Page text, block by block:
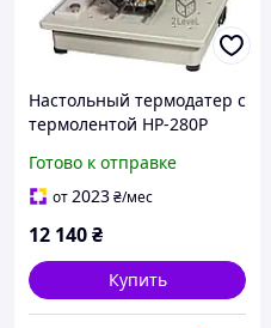
Настольный термодатер с
термолентой HP-280Р
цветной маркиратор
Механический
Готово к отправке
от2023₴/мес
12 140₴
Купить